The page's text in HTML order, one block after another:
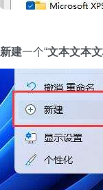
新建一个“文本文本